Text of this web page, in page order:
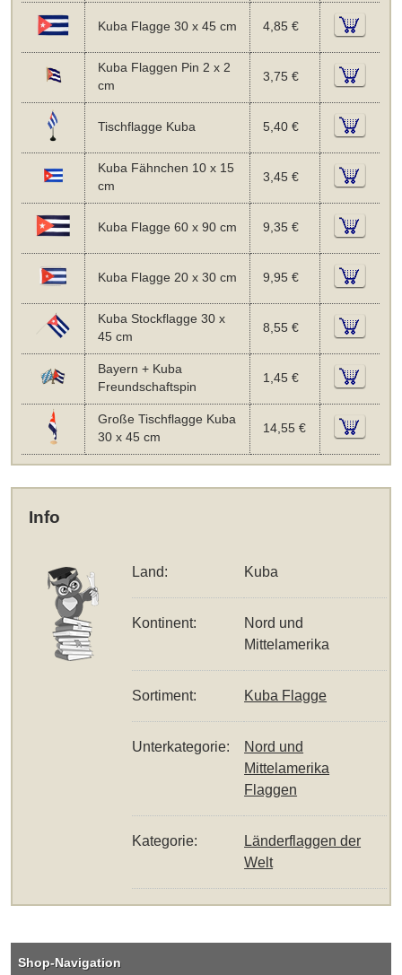
Kuba Flagge 30 x 45 cm 4,85 €
Kuba Flaggen Pin 2 x 2
cm
3,75 €
Tischflagge Kuba 5,40 €
Kuba Fähnchen 10 x 15
cm
3,45 €
Kuba Flagge 60 x 90 cm 9,35 €
Kuba Flagge 20 x 30 cm 9,95 €
Kuba Stockflagge 30 x
45 cm
8,55 €
Bayern + Kuba
Freundschaftspin
1,45 €
Große Tischflagge Kuba
30 x 45 cm
14,55 €
Info
Land: Kuba
Kontinent:
Nord und
Mittelamerika
Sortiment: Kuba Flagge
Unterkategorie:
Nord und
Mittelamerika
Flaggen
Kategorie:
Länderflaggen der
Welt
Shop-Navigation